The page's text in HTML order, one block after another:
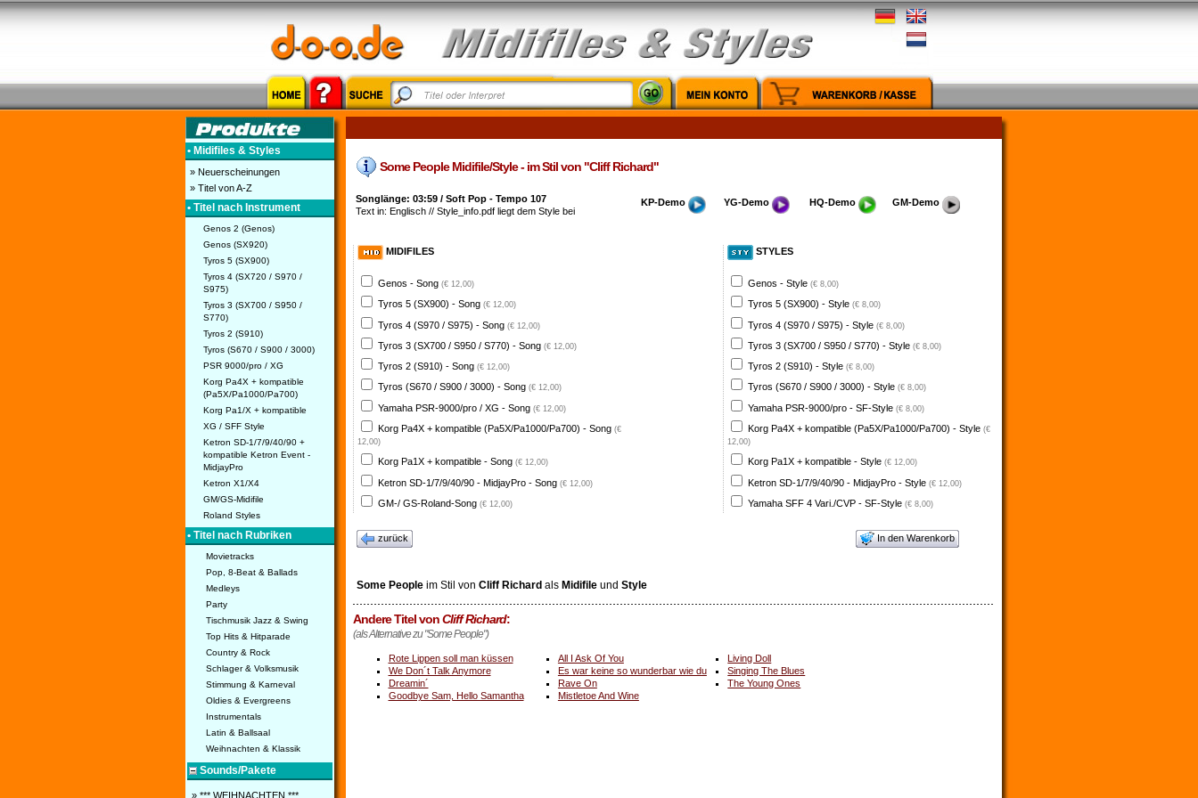
• Midifiles & Styles
» Neuerscheinungen
» Titel von A-Z
• Titel nach Instrument
Genos 2 (Genos)
Genos (SX920)
Tyros 5 (SX900)
Tyros 4 (SX720 / S970 /
S975)
Tyros 3 (SX700 / S950 /
S770)
Tyros 2 (S910)
Tyros (S670 / S900 / 3000)
PSR 9000/pro / XG
Korg Pa4X + kompatible
(Pa5X/Pa1000/Pa700)
Korg Pa1/X + kompatible
XG / SFF Style
Ketron SD-1/7/9/40/90 +
kompatible Ketron Event -
MidjayPro
Ketron X1/X4
GM/GS-Midifile
Roland Styles
• Titel nach Rubriken
Movietracks
Pop, 8-Beat & Ballads
Medleys
Party
Tischmusik Jazz & Swing
Top Hits & Hitparade
Country & Rock
Schlager & Volksmusik
Stimmung & Karneval
Oldies & Evergreens
Instrumentals
Latin & Ballsaal
Weihnachten & Klassik
Sounds/Pakete
» *** WEIHNACHTEN ***
Some People Midifile/Style - im Stil von "Cliff Richard"
Songlänge: 03:59 / Soft Pop - Tempo 107
Text in: Englisch // Style_info.pdf liegt dem Style bei
KP-Demo YG-Demo HQ-Demo GM-Demo
MIDIFILES
Genos - Song (€ 12,00)
Tyros 5 (SX900) - Song (€ 12,00)
Tyros 4 (S970 / S975) - Song (€ 12,00)
Tyros 3 (SX700 / S950 / S770) - Song (€ 12,00)
Tyros 2 (S910) - Song (€ 12,00)
Tyros (S670 / S900 / 3000) - Song (€ 12,00)
Yamaha PSR-9000/pro / XG - Song (€ 12,00)
Korg Pa4X + kompatible (Pa5X/Pa1000/Pa700) - Song (€
12,00)
Korg Pa1X + kompatible - Song (€ 12,00)
Ketron SD-1/7/9/40/90 - MidjayPro - Song (€ 12,00)
GM-/ GS-Roland-Song (€ 12,00)
STYLES
Genos - Style (€ 8,00)
Tyros 5 (SX900) - Style (€ 8,00)
Tyros 4 (S970 / S975) - Style (€ 8,00)
Tyros 3 (SX700 / S950 / S770) - Style (€ 8,00)
Tyros 2 (S910) - Style (€ 8,00)
Tyros (S670 / S900 / 3000) - Style (€ 8,00)
Yamaha PSR-9000/pro - SF-Style (€ 8,00)
Korg Pa4X + kompatible (Pa5X/Pa1000/Pa700) - Style (€
12,00)
Korg Pa1X + kompatible - Style (€ 12,00)
Ketron SD-1/7/9/40/90 - MidjayPro - Style (€ 12,00)
Yamaha SFF 4 Vari./CVP - SF-Style (€ 8,00)
zurück In den Warenkorb
Some Peopleim Stil von Cliff Richardals Midifileund Style
Andere Titel vonCliff Richard:
(als Alternative zu "Some People")
Rote Lippen soll man küssen All I Ask Of You
Living Doll
We Don´t Talk Anymore
Es war keine so wunderbar wie du
Singing The Blues
Dreamin´
Rave On
The Young Ones
Goodbye Sam, Hello Samantha
Mistletoe And Wine